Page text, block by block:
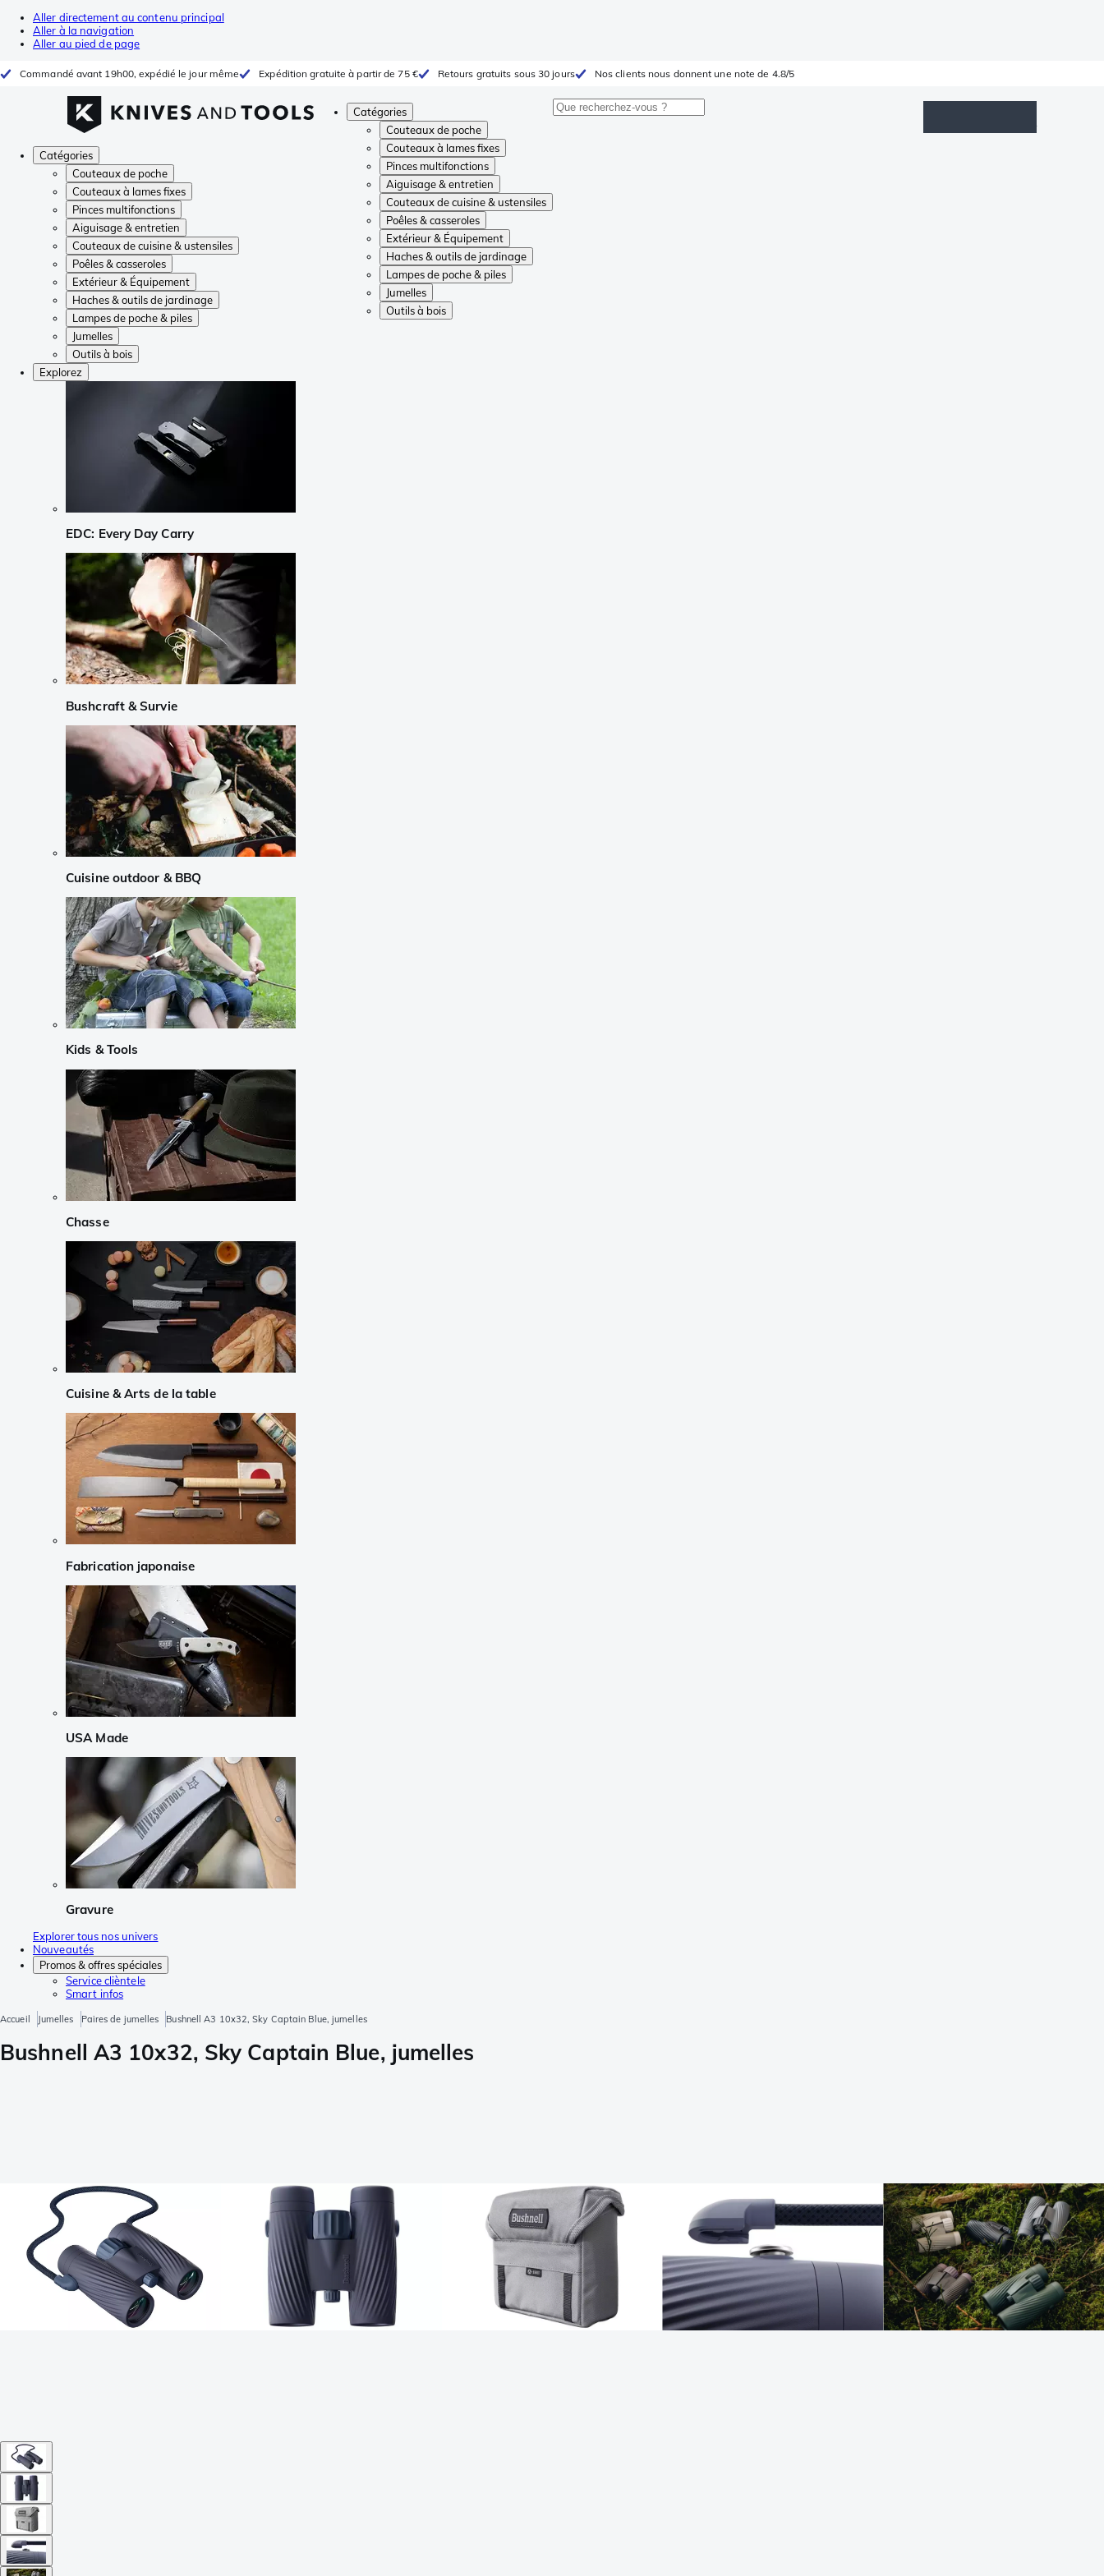
Aller directement au contenu principal
Aller à la navigation
Aller au pied de page
Commandé avant 19h00, expédié le jour même Expédition gratuite à partir de 75 € Retours gratuits sous 30 jours Nos clients nous donnent une note de 4.8/5
Catégories
Couteaux de poche
Couteaux à lames fixes
Pinces multifonctions
Aiguisage & entretien
Couteaux de cuisine & ustensiles
Poêles & casseroles
Extérieur & Équipement
Haches & outils de jardinage
Lampes de poche & piles
Jumelles
Outils à bois
Catégories
Couteaux de poche
Couteaux à lames fixes
Pinces multifonctions
Aiguisage & entretien
Couteaux de cuisine & ustensiles
Poêles & casseroles
Extérieur & Équipement
Haches & outils de jardinage
Lampes de poche & piles
Jumelles
Outils à bois
Explorez
EDC: Every Day Carry
Bushcraft & Survie
Cuisine outdoor & BBQ
Kids & Tools
Chasse
Cuisine & Arts de la table
Fabrication japonaise
USA Made
Gravure
Explorer tous nos univers
Nouveautés
Promos & offres spéciales
Service clièntele
Smart infos
Accueil Jumelles Paires de jumelles Bushnell A3 10x32, Sky Captain Blue, jumelles
Bushnell A3 10x32, Sky Captain Blue, jumelles